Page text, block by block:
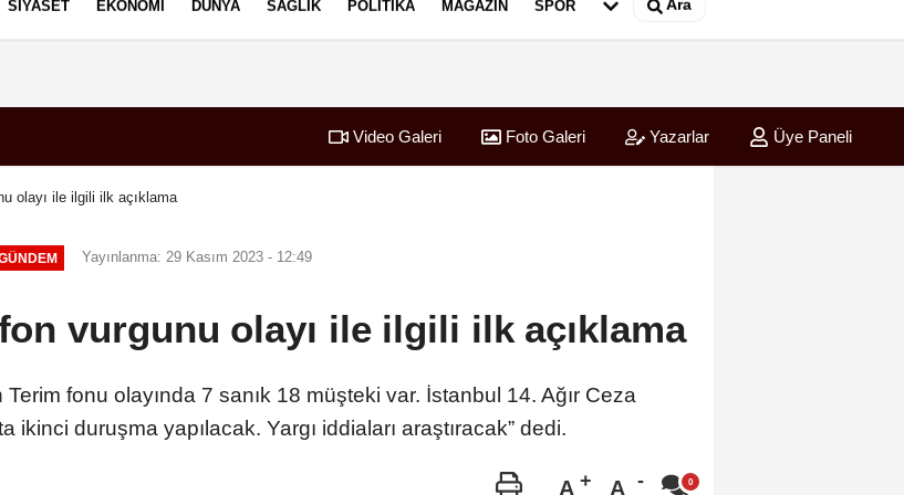
SIYASET EKONOMI DÜNYA SAĞLIK POLITIKA MAGAZIN SPOR Ara
Video Galeri Foto Galeri Yazarlar Üye Paneli
olayı ile ilgili ilk açıklama
Yayınlanma: 29 Kasım 2023 - 12:49
vurgunu olayı ile ilgili ilk açıklama
fonu olayında 7 sanık 18 müşteki var. İstanbul 14. Ağır Ceza
duruşma yapılacak. Yargı iddiaları araştıracak” dedi.
A A